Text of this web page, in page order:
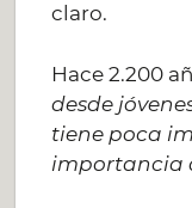
claro.
Hace 2.200
desde
tiene poca
importancia